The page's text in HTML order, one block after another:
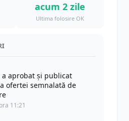
acum 2 zile
Ultima folosire OK
a aprobat și publicat
ofertei semnalată de
11:21